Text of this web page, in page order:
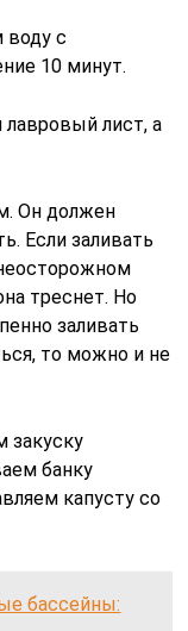
воду с
10 минут.
лист, а
Он должен
Если заливать
треснет. Но
заливать
то можно и не
закуску
банку
капусту со
бассейны: